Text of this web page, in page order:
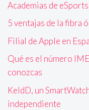
Academias de
5 ventajas de la fibra
Filial de Apple en
Qué es el número
conozcas
KeldD, un
independiente